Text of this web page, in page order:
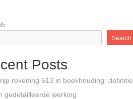
Search
Posts
rekening 513 in boekhouding: definitie,
gedetailleerde werking